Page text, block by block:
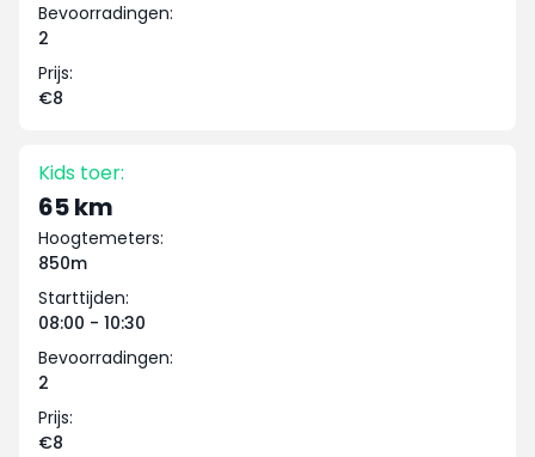
Bevoorradingen:
2
Prijs:
€8
Kids toer:
65 km
Hoogtemeters:
850m
Starttijden:
08:00 - 10:30
Bevoorradingen:
2
Prijs:
€8